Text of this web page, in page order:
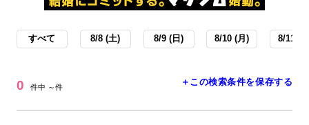
すべて 8/8 (土) 8/9 (日) 8/10 (月) 8/11 (
0 件中 ～件 ＋この検索条件を保存する